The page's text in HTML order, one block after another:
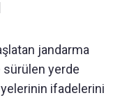
jandarma
yerde
ifadelerini